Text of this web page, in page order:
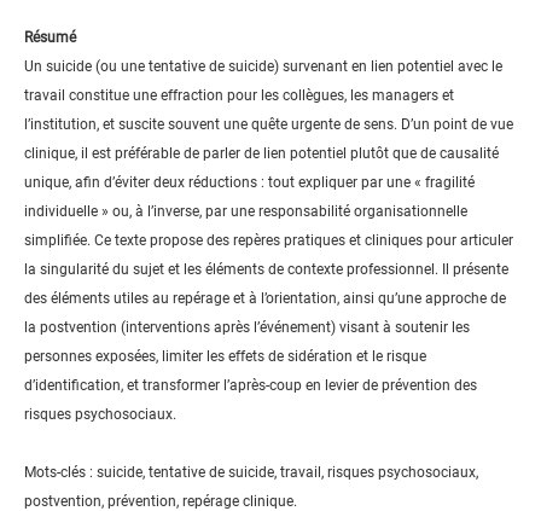
Résumé
Un suicide (ou une tentative de suicide) survenant en lien potentiel avec le
travail constitue une effraction pour les collègues, les managers et
l’institution, et suscite souvent une quête urgente de sens. D’un point de vue
clinique, il est préférable de parler de lien potentiel plutôt que de causalité
unique, afin d’éviter deux réductions : tout expliquer par une « fragilité
individuelle » ou, à l’inverse, par une responsabilité organisationnelle
simplifiée. Ce texte propose des repères pratiques et cliniques pour articuler
la singularité du sujet et les éléments de contexte professionnel. Il présente
des éléments utiles au repérage et à l’orientation, ainsi qu’une approche de
la postvention (interventions après l’événement) visant à soutenir les
personnes exposées, limiter les effets de sidération et le risque
d’identification, et transformer l’après-coup en levier de prévention des
risques psychosociaux.
Mots-clés : suicide, tentative de suicide, travail, risques psychosociaux,
postvention, prévention, repérage clinique.